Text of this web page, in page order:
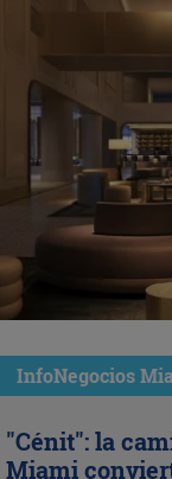
InfoNegocios
"Cénit": la
Miami